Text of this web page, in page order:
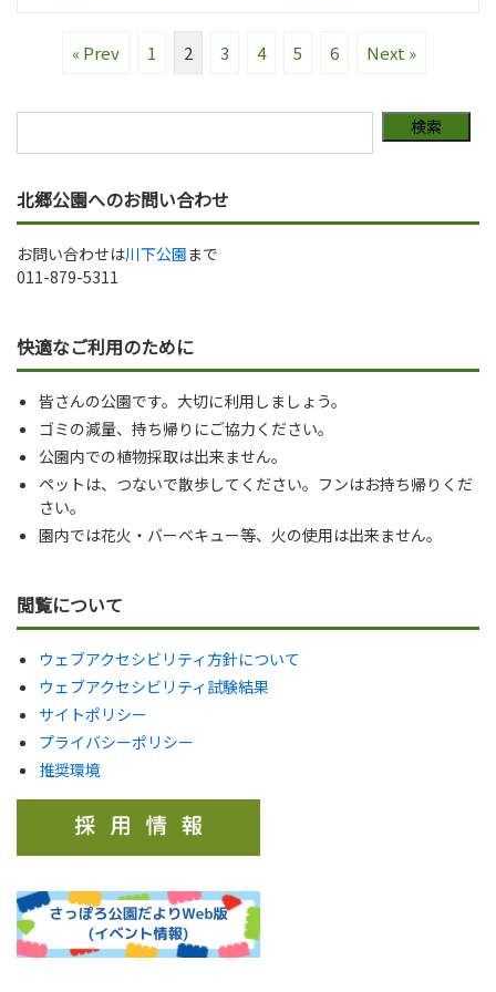
« Prev 1 2 3 4 5 6 Next »
北郷公園へのお問い合わせ
お問い合わせは川下公園まで
011-879-5311
快適なご利用のために
皆さんの公園です。大切に利用しましょう。
ゴミの減量、持ち帰りにご協力ください。
公園内での植物採取は出来ません。
ペットは、つないで散歩してください。フンはお持ち帰りくだ
さい。
園内では花火・バーベキュー等、火の使用は出来ません。
閲覧について
ウェブアクセシビリティ方針について
ウェブアクセシビリティ試験結果
サイトポリシー
プライバシーポリシー
推奨環境